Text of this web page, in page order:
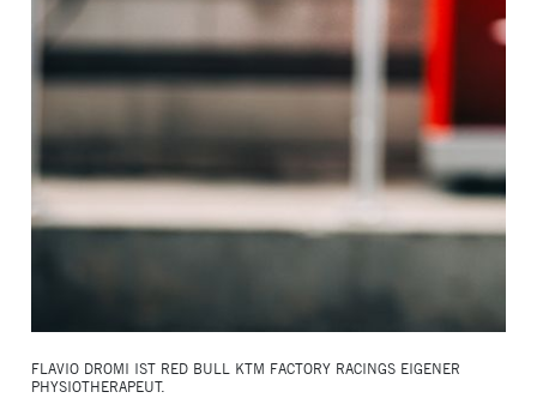
FLAVIO DROMI IST RED BULL KTM FACTORY RACINGS EIGENER
PHYSIOTHERAPEUT.